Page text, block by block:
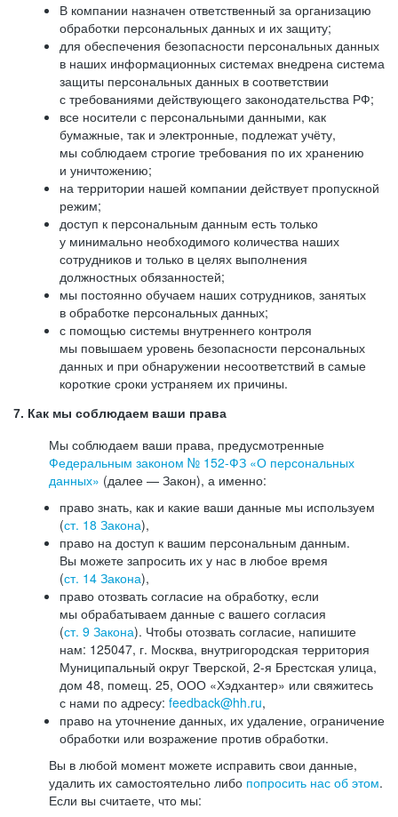
В компании назначен ответственный за организацию
обработки персональных данных и их защиту;
для обеспечения безопасности персональных данных
в наших информационных системах внедрена система
защиты персональных данных в соответствии
с требованиями действующего законодательства РФ;
все носители с персональными данными, как
бумажные, так и электронные, подлежат учёту,
мы соблюдаем строгие требования по их хранению
и уничтожению;
на территории нашей компании действует пропускной
режим;
доступ к персональным данным есть только
у минимально необходимого количества наших
сотрудников и только в целях выполнения
должностных обязанностей;
мы постоянно обучаем наших сотрудников, занятых
в обработке персональных данных;
с помощью системы внутреннего контроля
мы повышаем уровень безопасности персональных
данных и при обнаружении несоответствий в самые
короткие сроки устраняем их причины.
7. Как мы соблюдаем ваши права
Мы соблюдаем ваши права, предусмотренные
Федеральным законом № 152-ФЗ «О персональных
данных» (далее — Закон), а именно:
право знать, как и какие ваши данные мы используем
(ст. 18 Закона),
право на доступ к вашим персональным данным.
Вы можете запросить их у нас в любое время
(ст. 14 Закона),
право отозвать согласие на обработку, если
мы обрабатываем данные с вашего согласия
(ст. 9 Закона). Чтобы отозвать согласие, напишите
нам: 125047, г. Москва, внутригородская территория
Муниципальный округ Тверской, 2-я Брестская улица,
дом 48, помещ. 25, ООО «Хэдхантер» или свяжитесь
с нами по адресу: feedback@hh.ru,
право на уточнение данных, их удаление, ограничение
обработки или возражение против обработки.
Вы в любой момент можете исправить свои данные,
удалить их самостоятельно либо попросить нас об этом.
Если вы считаете, что мы: